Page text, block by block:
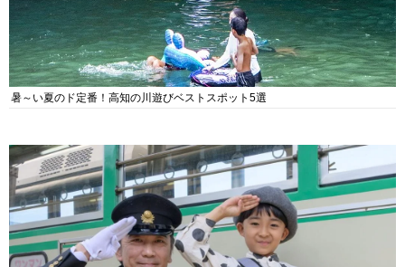
暑～い夏のド定番！高知の川遊びベストスポット5選